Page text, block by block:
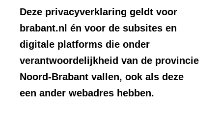
Deze privacyverklaring geldt voor
brabant.nl én voor de subsites en
digitale platforms die onder
verantwoordelijkheid van de provincie
Noord-Brabant vallen, ook als deze
een ander webadres hebben.